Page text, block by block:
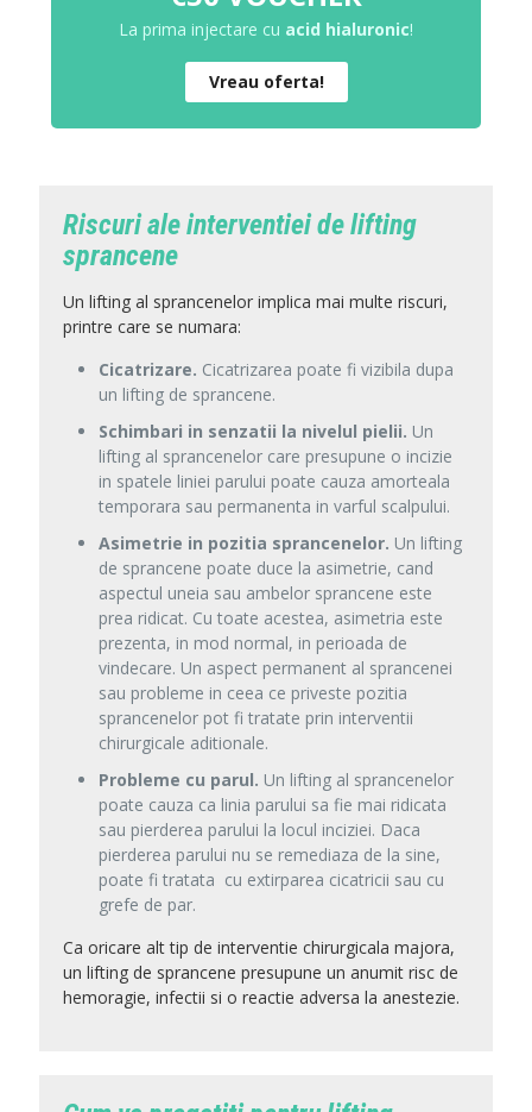
La prima injectare cu acid hialuronic!
Vreau oferta!
Riscuri ale interventiei de lifting
sprancene
Un lifting al sprancenelor implica mai multe riscuri,
printre care se numara:
Cicatrizare. Cicatrizarea poate fi vizibila dupa
un lifting de sprancene.
Schimbari in senzatii la nivelul pielii. Un
lifting al sprancenelor care presupune o incizie
in spatele liniei parului poate cauza amorteala
temporara sau permanenta in varful scalpului.
Asimetrie in pozitia sprancenelor. Un lifting
de sprancene poate duce la asimetrie, cand
aspectul uneia sau ambelor sprancene este
prea ridicat. Cu toate acestea, asimetria este
prezenta, in mod normal, in perioada de
vindecare. Un aspect permanent al sprancenei
sau probleme in ceea ce priveste pozitia
sprancenelor pot fi tratate prin interventii
chirurgicale aditionale.
Probleme cu parul. Un lifting al sprancenelor
poate cauza ca linia parului sa fie mai ridicata
sau pierderea parului la locul inciziei. Daca
pierderea parului nu se remediaza de la sine,
poate fi tratata cu extirparea cicatricii sau cu
grefe de par.
Ca oricare alt tip de interventie chirurgicala majora,
un lifting de sprancene presupune un anumit risc de
hemoragie, infectii si o reactie adversa la anestezie.